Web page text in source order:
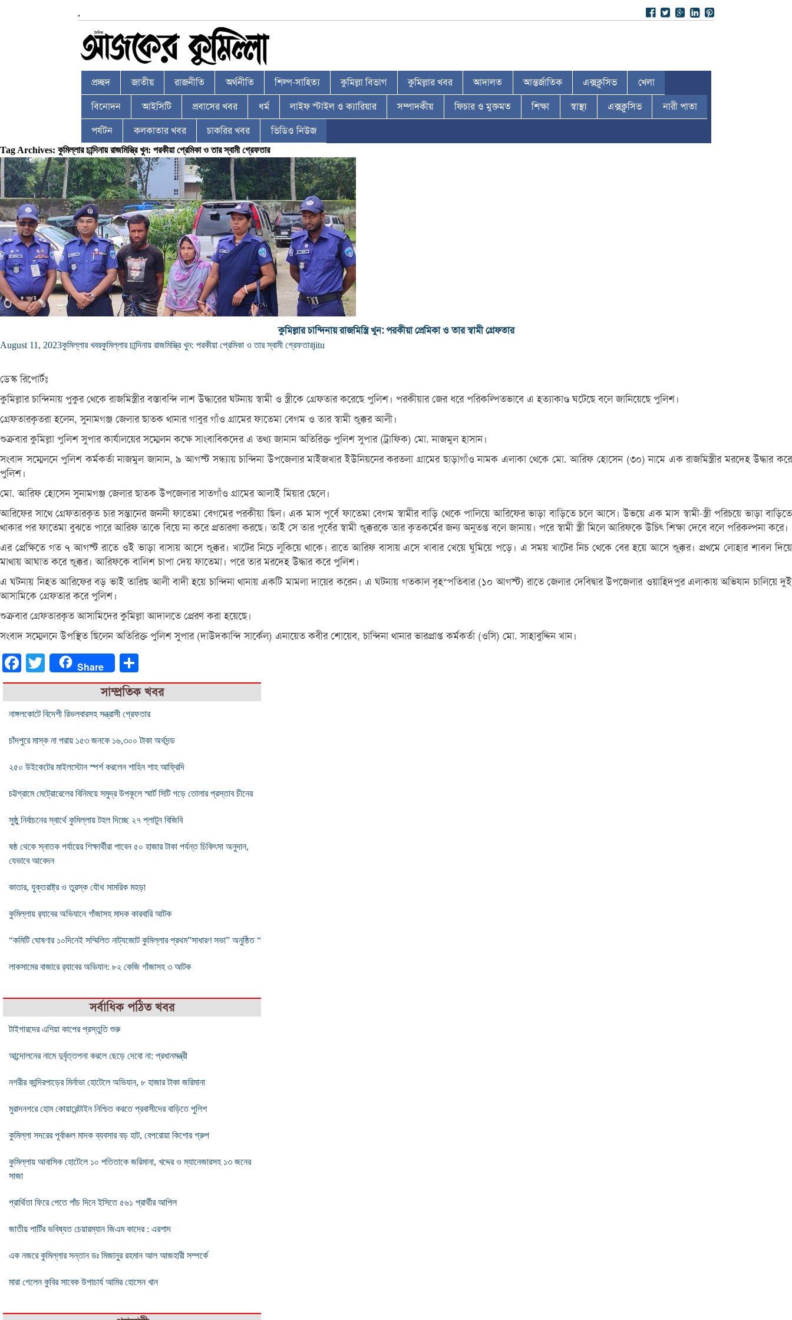
,
প্রচ্ছদ জাতীয় রাজনীতি অর্থনীতি শিল্প-সাহিত্য কুমিল্লা বিভাগ কুমিল্লার খবর আদালত আন্তর্জাতিক এক্সক্লুসিভ খেলা
বিনোদন আইসিটি প্রবাসের খবর ধর্ম লাইফ স্টাইল ও ক্যারিয়ার সম্পাদকীয় ফিচার ও মুক্তমত শিক্ষা স্বাস্থ্য এক্সক্লুসিভ নারী পাতা
পর্যটন কলকাতার খবর চাকরির খবর ভিডিও নিউজ
Tag Archives: কুমিল্লার চান্দিনায় রাজমিস্ত্রি খুন: পরকীয়া প্রেমিকা ও তার স্বামী গ্রেফতার
কুমিল্লার চান্দিনায় রাজমিস্ত্রি খুন: পরকীয়া প্রেমিকা ও তার স্বামী গ্রেফতার
August 11, 2023কুমিল্লার খবরকুমিল্লার চান্দিনায় রাজমিস্ত্রি খুন: পরকীয়া প্রেমিকা ও তার স্বামী গ্রেফতারjitu
ডেস্ক রিপোর্টঃ
কুমিল্লার চান্দিনায় পুকুর থেকে রাজমিস্ত্রীর বস্তাবন্দি লাশ উদ্ধারের ঘটনায় স্বামী ও স্ত্রীকে গ্রেফতার করেছে পুলিশ। পরকীয়ার জের ধরে পরিকল্পিতভাবে এ হত্যাকাণ্ড ঘটেছে বলে জানিয়েছে পুলিশ।
গ্রেফতারকৃতরা হলেন, সুনামগঞ্জ জেলার ছাতক থানার গাবুর গাঁও গ্রামের ফাতেমা বেগম ও তার স্বামী শুক্কুর আলী।
শুক্রবার কুমিল্লা পুলিশ সুপার কার্যালয়ের সম্মেলন কক্ষে সাংবাবিকদের এ তথ্য জানান অতিরিক্ত পুলিশ সুপার (ট্রাফিক) মো. নাজমুল হাসান।
সংবাদ সম্মেলনে পুলিশ কর্মকর্তা নাজমুল জানান, ৯ আগস্ট সন্ধ্যায় চান্দিনা উপজেলার মাইজখার ইউনিয়নের করতলা গ্রামের ছাড়াগাঁও নামক এলাকা থেকে মো. আরিফ হোসেন (৩০) নামে এক রাজমিস্ত্রীর মরদেহ উদ্ধার করে
পুলিশ।
মো. আরিফ হোসেন সুনামগঞ্জ জেলার ছাতক উপজেলার সাতগাঁও গ্রামের আলাই মিয়ার ছেলে।
আরিফের সাথে গ্রেফতারকৃত চার সন্তানের জননী ফাতেমা বেগমের পরকীয়া ছিল। এক মাস পূর্বে ফাতেমা বেগম স্বামীর বাড়ি থেকে পালিয়ে আরিফের ভাড়া বাড়িতে চলে আসে। উভয়ে এক মাস স্বামী-স্ত্রী পরিচয়ে ভাড়া বাড়িতে
থাকার পর ফাতেমা বুঝতে পারে আরিফ তাকে বিয়ে না করে প্রতারণা করছে। তাই সে তার পূর্বের স্বামী শুক্কুরকে তার কৃতকর্মের জন্য অনুতপ্ত বলে জানায়। পরে স্বামী স্ত্রী মিলে আরিফকে উচিৎ শিক্ষা দেবে বলে পরিকল্পনা করে।
এর প্রেক্ষিতে গত ৭ আগস্ট রাতে ওই ভাড়া বাসায় আসে শুক্কুর। খাটের নিচে লুকিয়ে থাকে। রাতে আরিফ বাসায় এসে খাবার খেয়ে ঘুমিয়ে পড়ে। এ সময় খাটের নিচ থেকে বের হয়ে আসে শুক্কুর। প্রথমে লোহার শাবল দিয়ে
মাথায় আঘাত করে শুক্কুর। আরিফকে বালিশ চাপা দেয় ফাতেমা। পরে তার মরদেহ উদ্ধার করে পুলিশ।
এ ঘটনায় নিহত আরিফের বড় ভাই তারিছ আলী বাদী হয়ে চান্দিনা থানায় একটি মামলা দায়ের করেন। এ ঘটনায় গতকাল বৃহস্পতিবার (১০ আগস্ট) রাতে জেলার দেবিদ্বার উপজেলার ওয়াহিদপুর এলাকায় অভিযান চালিয়ে দুই
আসামিকে গ্রেফতার করে পুলিশ।
শুক্রবার গ্রেফতারকৃত আসামিদের কুমিল্লা আদালতে প্রেরণ করা হয়েছে।
সংবাদ সম্মেলনে উপস্থিত ছিলেন অতিরিক্ত পুলিশ সুপার (দাউদকান্দি সার্কেল) এনায়েত কবীর শোয়েব, চান্দিনা থানার ভারপ্রাপ্ত কর্মকর্তা (ওসি) মো. সাহাবুদ্দিন খান।
FacebookTwitter Share
সাম্প্রতিক খবর
নাঙ্গলকোটে বিদেশী রিভলবারসহ সন্ত্রাসী গ্রেফতার
চাঁদপুরে মাস্ক না পরায় ১৫৩ জনকে ১৬,৩০০ টাকা অর্থদন্ড
২৫০ উইকেটের মাইলস্টোন স্পর্শ করলেন শাহিন শাহ আফ্রিদি
চট্টগ্রামে মেট্রোরেলের বিনিময়ে সমুদ্র উপকূলে স্মার্ট সিটি গড়ে তোলার প্রস্তাব চীনের
সুষ্ঠু নির্বাচনের স্বার্থে কুমিল্লায় টহল দিচ্ছে ২৭ প্লাটুন বিজিবি
ষষ্ঠ থেকে স্নাতক পর্যায়ের শিক্ষার্থীরা পাবেন ৫০ হাজার টাকা পর্যন্ত চিকিৎসা অনুদান,
যেভাবে আবেদন
কাতার, যুক্তরাষ্ট্র ও তুরস্ক যৌথ সামরিক মহড়া
কুমিল্লায় র‌্যাবের অভিযানে গাঁজাসহ মাদক কারবারি আটক
“কমিটি ঘোষণার ১০দিনেই সম্মিলিত নাট্যজোট কুমিল্লার প্রথম”সাধারণ সভা” অনুষ্ঠিত “
লাকসামের বাজারে র‌্যাবের অভিযান: ৮২ কেজি গাঁজাসহ ৩ আটক
সর্বাধিক পঠিত খবর
টাইগারদের এশিয়া কাপের প্রস্তুতি শুরু
আন্দোলনের নামে দুর্বৃত্তপনা করলে ছেড়ে দেবো না: প্রধানমন্ত্রী
নগরীর কান্দিরপাড়ের মির্নাভা হোটেলে অভিযান, ৮ হাজার টাকা জরিমানা
মুরাদনগরে হোম কোয়ারেন্টাইন নিশ্চিত করতে প্রবাসীদের বাড়িতে পুলিশ
কুমিল্লা সদরের পূর্বাঞ্চল মাদক ব্যবসার বড় হাট, বেপরোয়া কিশোর গ্রুপ
কুমিল্লায় আবাসিক হোটেলে ১০ পতিতাকে জরিমানা, খদ্দের ও ম্যানেজারসহ ১৩ জনের
সাজা
প্রার্থিতা ফিরে পেতে পাঁচ দিনে ইসিতে ৫৬১ প্রার্থীর আপিল
জাতীয় পার্টির ভবিষ্যত চেয়ারম্যান জিএম কাদের : এরশাদ
এক নজরে কুমিল্লার সন্তান ডঃ মিজানুর রহমান আল আজহারী সম্পর্কে
মারা গেলেন কুবির সাবেক উপাচার্য আমির হোসেন খান